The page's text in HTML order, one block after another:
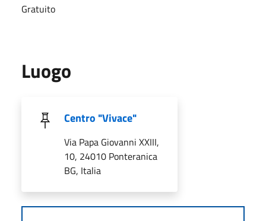
Gratuito
Luogo
Centro "Vivace"
Via Papa Giovanni XXIII,
10, 24010 Ponteranica
BG, Italia